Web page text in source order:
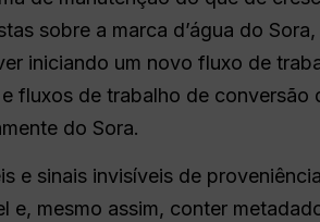
sobre a marca d’água do
iniciando um novo fluxo de
e fluxos de trabalho de conversão
do Sora.
e sinais invisíveis de
e, mesmo assim, conter